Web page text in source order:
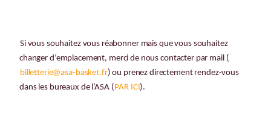
Si vous souhaitez vous réabonner mais que vous souhaitez
changer d’emplacement, merci de nous contacter par mail (
billetterie@asa-basket.fr) ou prenez directement rendez-vous
dans les bureaux de l’ASA ( PAR ICI ).